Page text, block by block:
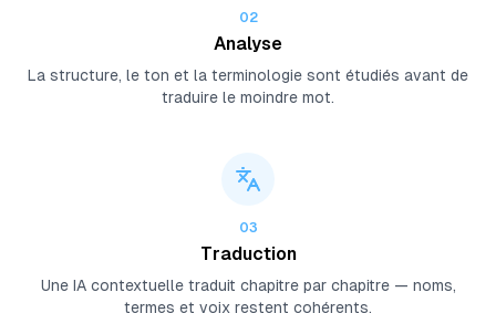
02
Analyse
La structure, le ton et la terminologie sont étudiés avant de
traduire le moindre mot.
03
Traduction
Une IA contextuelle traduit chapitre par chapitre — noms,
termes et voix restent cohérents.